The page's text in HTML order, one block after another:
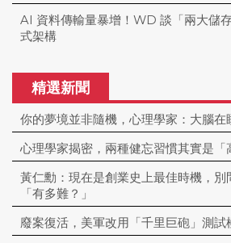
AI 資料傳輸量暴增！WD 談「兩大儲
式架構
精選新聞
你的夢境並非隨機，心理學家：大腦在
心理學家揭密，兩種健忘習慣其實是「
黃仁勳：現在是創業史上最佳時機，別
「有多難？」
廢案復活，美軍改用「千里巨砲」測試